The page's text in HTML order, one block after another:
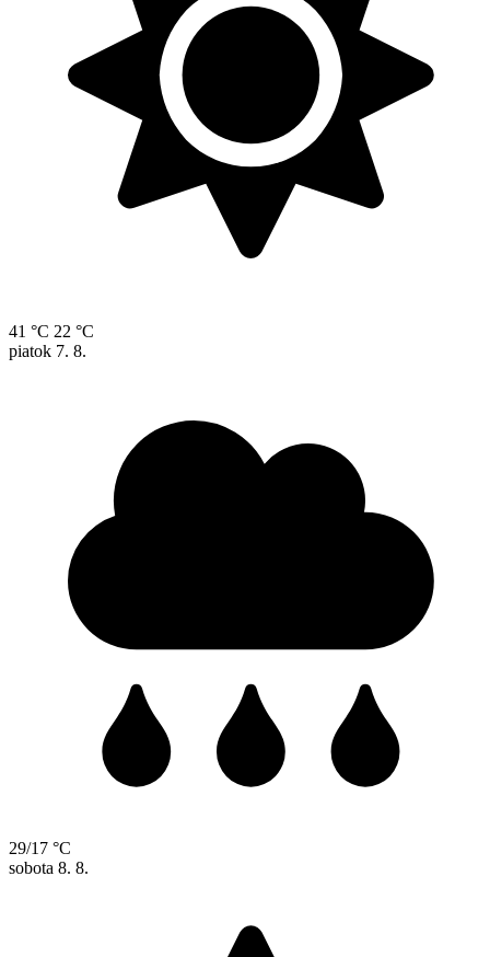
41 °C 22 °C
piatok 7. 8.
29/17 °C
sobota 8. 8.